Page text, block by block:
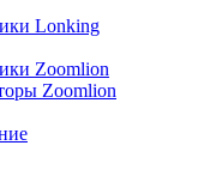
Lonking
Zoomlion
Zoomlion